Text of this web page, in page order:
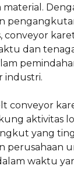
conveyor
dan
industri.
conveyor
aktivitas
yang
perusahaan
waktu